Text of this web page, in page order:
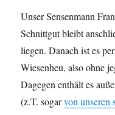
Unser Sensenmann
Schnittgut bleibt
liegen. Danach ist es
Wiesenheu, also ohne
Dagegen enthält es
(z.T. sogarvon unseren